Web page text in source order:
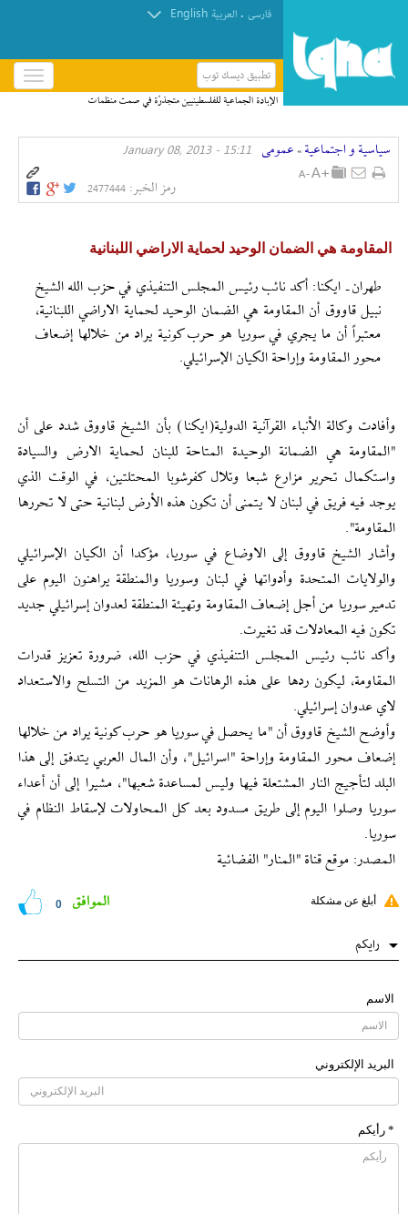
فارسی . العربیة English
تطبيق ديسك توب
باز
و
کردن
الإبادة الجماعية للفلسطينيين متجذرّة في صمت منظمات
سیاسیة و اجتماعیة » عمومی 15:11 - January 08, 2013
رمز الخبر: 2477444
المقاومة هي الضمان الوحيد لحماية الاراضي اللبنانية
طهران ـ ايكنا: أكد نائب رئيس المجلس التنفيذي في حزب الله الشيخ
نبيل قاووق أن المقاومة هي الضمان الوحيد لحماية الاراضي اللبنانية،
معتبراً أن ما يجري في سوريا هو حرب كونية يراد من خلالها إضعاف
محور المقاومة وإراحة الكيان الإسرائيلي.
وأفادت وكالة الأنباء القرآنية الدولية(ايكنا) بأن الشيخ قاووق شدد على أن
"المقاومة هي الضمانة الوحيدة المتاحة للبنان لحماية الارض والسيادة
واستكمال تحرير مزارع شبعا وتلال كفرشوبا المحتلتين، في الوقت الذي
يوجد فيه فريق في لبنان لا يتمنى أن تكون هذه الأرض لبنانية حتى لا تحررها
المقاومة".
وأشار الشيخ قاووق إلى الاوضاع في سوريا، مؤكدا أن الكيان الإسرائيلي
والولايات المتحدة وأدواتها في لبنان وسوريا والمنطقة يراهنون اليوم على
تدمير سوريا من أجل إضعاف المقاومة وتهيئة المنطقة لعدوان إسرائيلي جديد
تكون فيه المعادلات قد تغيرت.
وأكد نائب رئيس المجلس التنفيذي في حزب الله، ضرورة تعزيز قدرات
المقاومة، ليكون ردها على هذه الرهانات هو المزيد من التسلح والاستعداد
لاي عدوان إسرائيلي.
وأوضح الشيخ قاووق أن "ما يحصل في سوريا هو حرب كونية يراد من خلالها
إضعاف محور المقاومة وإراحة "اسرائيل"، وأن المال العربي يتدفق إلى هذا
البلد لتأجيج النار المشتعلة فيها وليس لمساعدة شعبها"، مشيرا إلى أن أعداء
سوريا وصلوا اليوم إلى طريق مسدود بعد كل المحاولات لإسقاط النظام في
سوريا.
المصدر: موقع قناة "المنار" الفضائية
أبلغ عن مشكلة 0 الموافق
رایکم
الاسم
البرید الإلکتروني
* رأیکم